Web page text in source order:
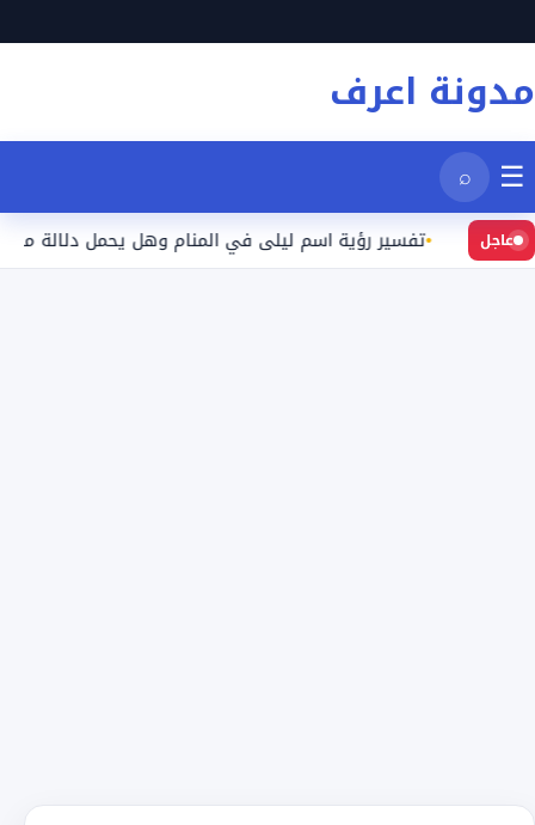
إلى
المحتوى
مدونة اعرف
☰
⌕
عاجل تفسير رؤية اسم ليلى في المنام وهل يحمل دلالة محددة؟